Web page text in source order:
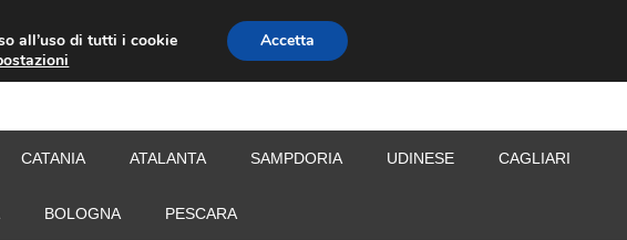
CALCIOMERCATO
CATANIA ATALANTA SAMPDORIA UDINESE CAGLIARI
BOLOGNA PESCARA
all’uso di tutti i cookie
Accetta